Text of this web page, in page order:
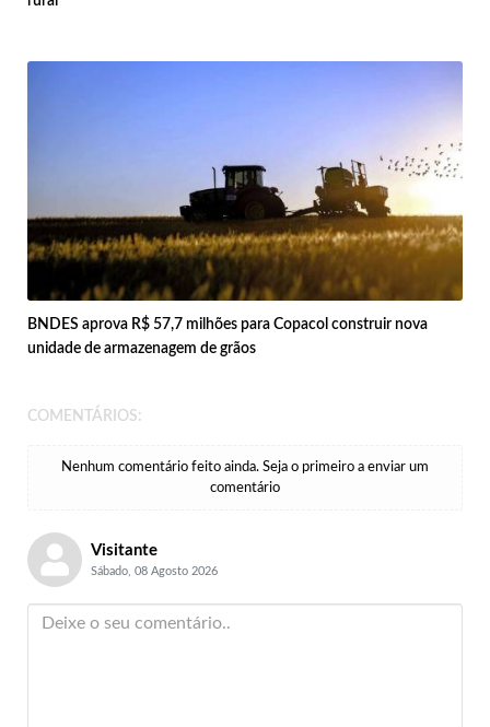
BNDES aprova R$ 57,7 milhões para Copacol construir nova
unidade de armazenagem de grãos
COMENTÁRIOS:
Nenhum comentário feito ainda. Seja o primeiro a enviar um
comentário
Visitante
Sábado, 08 Agosto 2026